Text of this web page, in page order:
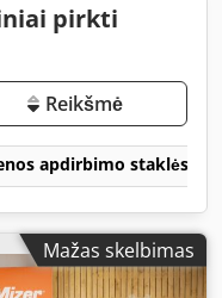
pirkti
Reikšmė
apdirbimo staklės
Mažas skelbimas